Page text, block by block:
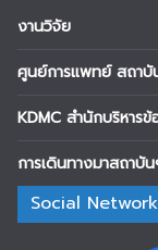
งานวิจัย
ศูนย์การแพทย์ สถาบั
KDMC สำนักบริหาร
การเดินทางมาสถาบั
Social Network